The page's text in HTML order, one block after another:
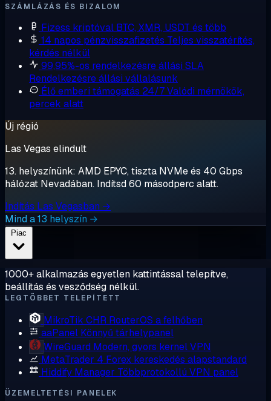
SZÁMLÁZÁS ÉS BIZALOM
Fizess kriptóval BTC, XMR, USDT és több
14 napos pénzvisszafizetés Teljes visszatérítés,
kérdés nélkül
99,95%-os rendelkezésre állási SLA
Rendelkezésre állási vállalásunk
Élő emberi támogatás 24/7Valódi mérnökök,
percek alatt
Új régió
Las Vegas elindult
13. helyszínünk: AMD EPYC, tiszta NVMe és 40 Gbps
hálózat Nevadában. Indítsd 60 másodperc alatt.
Indítás Las Vegasban →
Mind a 13 helyszín →
1000+ alkalmazás egyetlen kattintással telepítve,
beállítás és vesződség nélkül.
LEGTÖBBET TELEPÍTETT
MikroTik CHR RouterOS a felhőben
aaPanel Könnyű tárhelypanel
WireGuard Modern, gyors kernel VPN
MetaTrader 4 Forex kereskedés alapstandard
Hiddify Manager Többprotokollú VPN panel
ÜZEMELTETÉSI PANELEK